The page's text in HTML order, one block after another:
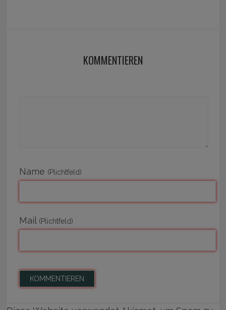
KOMMENTIEREN
Name (Plichtfeld)
Mail (Plichtfeld)